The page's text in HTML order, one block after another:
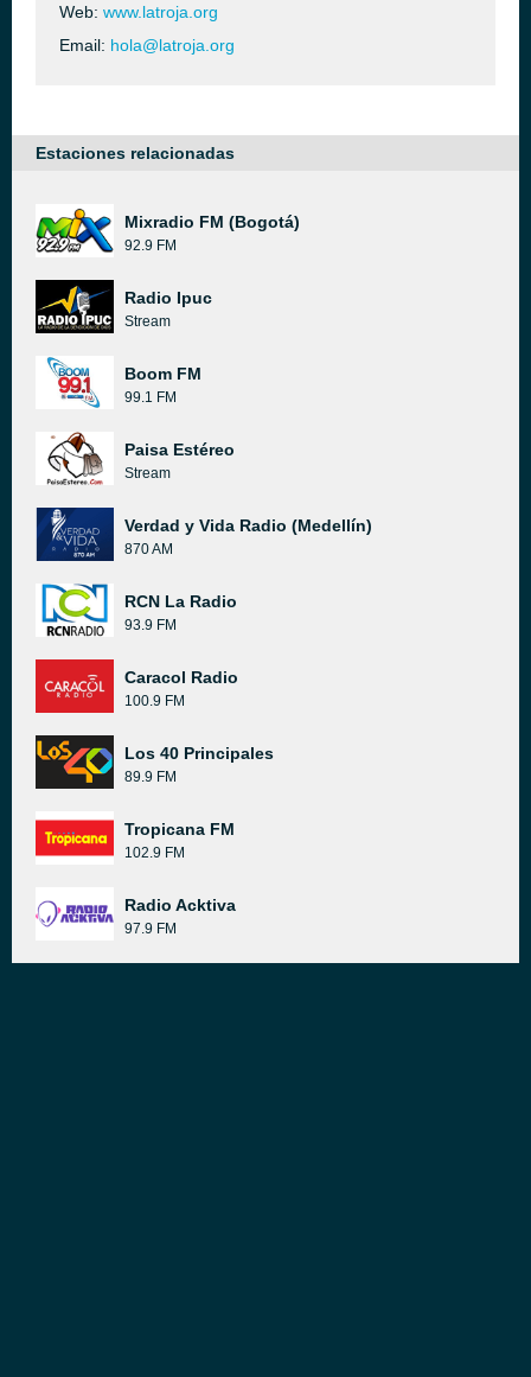
Web: www.latroja.org
Email: hola@latroja.org
Estaciones relacionadas
Mixradio FM (Bogotá)
92.9 FM
Radio Ipuc
Stream
Boom FM
99.1 FM
Paisa Estéreo
Stream
Verdad y Vida Radio (Medellín)
870 AM
RCN La Radio
93.9 FM
Caracol Radio
100.9 FM
Los 40 Principales
89.9 FM
Tropicana FM
102.9 FM
Radio Acktiva
97.9 FM